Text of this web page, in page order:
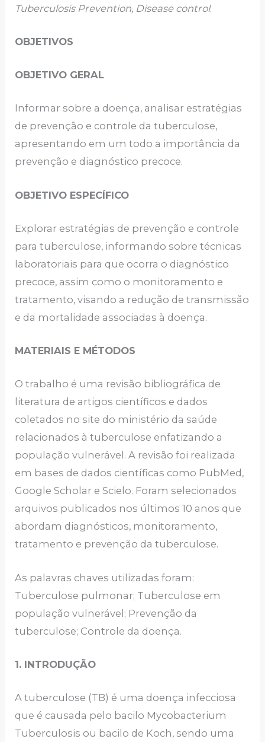
Tuberculosis Prevention, Disease control.
OBJETIVOS
OBJETIVO GERAL
Informar sobre a doença, analisar estratégias
de prevenção e controle da tuberculose,
apresentando em um todo a importância da
prevenção e diagnóstico precoce.
OBJETIVO ESPECÍFICO
Explorar estratégias de prevenção e controle
para tuberculose, informando sobre técnicas
laboratoriais para que ocorra o diagnóstico
precoce, assim como o monitoramento e
tratamento, visando a redução de transmissão
e da mortalidade associadas à doença.
MATERIAIS E MÉTODOS
O trabalho é uma revisão bibliográfica de
literatura de artigos científicos e dados
coletados no site do ministério da saúde
relacionados à tuberculose enfatizando a
população vulnerável. A revisão foi realizada
em bases de dados científicas como PubMed,
Google Scholar e Scielo. Foram selecionados
arquivos publicados nos últimos 10 anos que
abordam diagnósticos, monitoramento,
tratamento e prevenção da tuberculose.
As palavras chaves utilizadas foram:
Tuberculose pulmonar; Tuberculose em
população vulnerável; Prevenção da
tuberculose; Controle da doença.
1. INTRODUÇÃO
A tuberculose (TB) é uma doença infecciosa
que é causada pelo bacilo Mycobacterium
Tuberculosis ou bacilo de Koch, sendo uma